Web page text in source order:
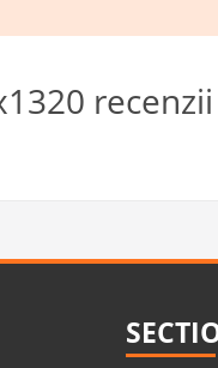
recenzii